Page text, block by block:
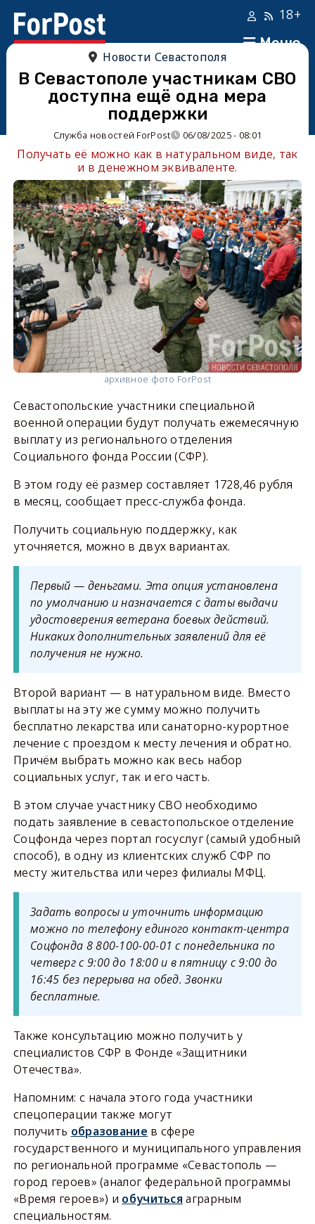
Меню
18+
Новости Севастополя
В Севастополе участникам СВО
доступна ещё одна мера
поддержки
Служба новостей ForPost 06/08/2025 - 08:01
Получать её можно как в натуральном виде, так
и в денежном эквиваленте.
архивное фото ForPost
Севастопольские участники специальной
военной операции будут получать ежемесячную
выплату из регионального отделения
Социального фонда России (СФР).
В этом году её размер составляет 1728,46 рубля
в месяц, сообщает пресс-служба фонда.
Получить социальную поддержку, как
уточняется, можно в двух вариантах.
Первый — деньгами. Эта опция установлена
по умолчанию и назначается с даты выдачи
удостоверения ветерана боевых действий.
Никаких дополнительных заявлений для её
получения не нужно.
Второй вариант — в натуральном виде. Вместо
выплаты на эту же сумму можно получить
бесплатно лекарства или санаторно-курортное
лечение с проездом к месту лечения и обратно.
Причём выбрать можно как весь набор
социальных услуг, так и его часть.
В этом случае участнику СВО необходимо
подать заявление в севастопольское отделение
Соцфонда через портал госуслуг (самый удобный
способ), в одну из клиентских служб СФР по
месту жительства или через филиалы МФЦ.
Задать вопросы и уточнить информацию
можно по телефону единого контакт-центра
Соцфонда 8 800-100-00-01 с понедельника по
четверг с 9:00 до 18:00 и в пятницу с 9:00 до
16:45 без перерыва на обед. Звонки
бесплатные.
Также консультацию можно получить у
специалистов СФР в Фонде «Защитники
Отечества».
Напомним: с начала этого года участники
спецоперации также могут
получить образование в сфере
государственного и муниципального управления
по региональной программе «Севастополь —
город героев» (аналог федеральной программы
«Время героев») и обучиться аграрным
специальностям.